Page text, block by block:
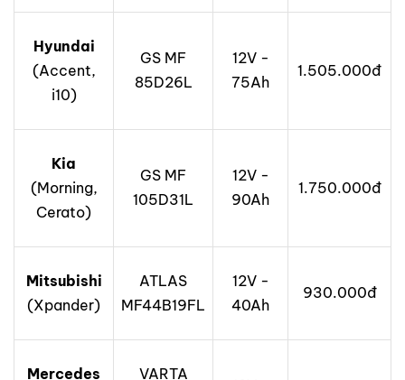
Hyundai
(Accent,
i10)
GS MF
85D26L
12V -
75Ah
1.505.000đ
Kia
(Morning,
Cerato)
GS MF
105D31L
12V -
90Ah
1.750.000đ
Mitsubishi
(Xpander)
ATLAS
MF44B19FL
12V -
40Ah
930.000đ
Mercedes
VARTA